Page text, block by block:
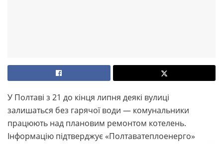
У Полтаві з 21 до кінця липня деякі вулиці
залишаться без гарячої води — комунальники
працюють над плановим ремонтом котелень.
Інформацію підтверджує «Полтаватеплоенерго»